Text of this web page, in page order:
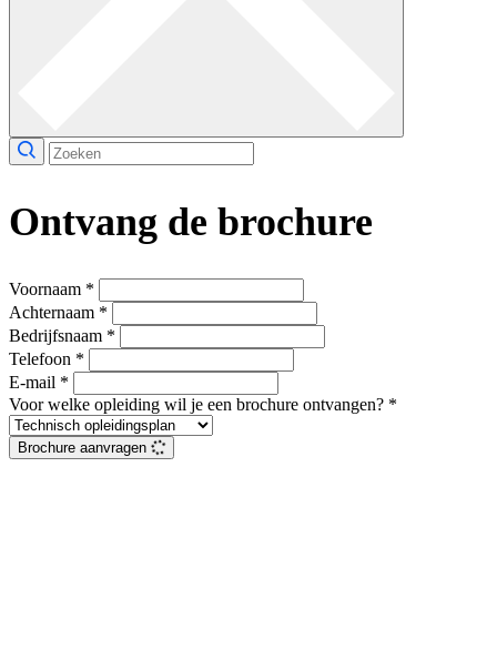
Ontvang de brochure
Voornaam *
Achternaam *
Bedrijfsnaam *
Telefoon *
E-mail *
Voor welke opleiding wil je een brochure ontvangen? *
Brochure aanvragen